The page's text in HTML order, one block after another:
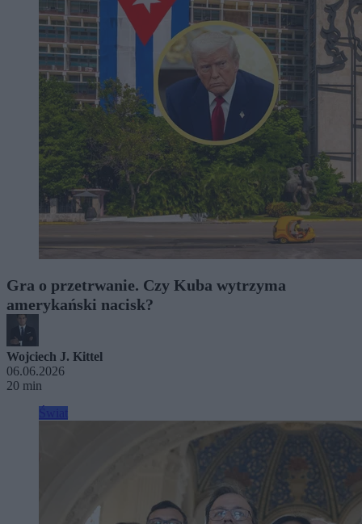
Gra o przetrwanie. Czy Kuba wytrzyma
amerykański nacisk?
Wojciech J. Kittel
06.06.2026
20 min